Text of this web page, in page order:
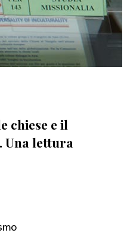
chiese e il
Una lettura